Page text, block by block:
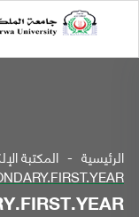
الرئيسية المكتبة